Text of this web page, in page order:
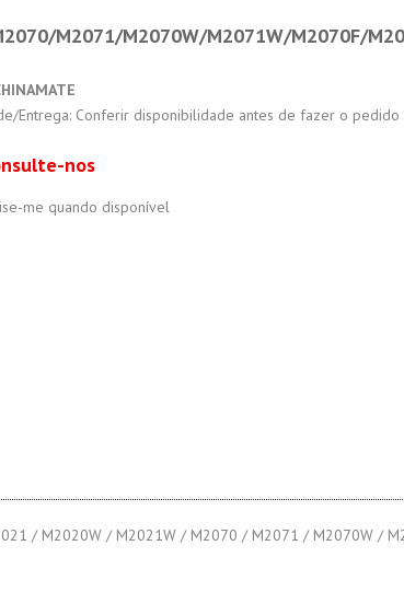
M2071/M2070W/M2071W/M2070F/
Entrega: Conferir disponibilidade antes de fazer o pedido
nos
me quando disponível
/ M2020W / M2021W / M2070 / M2071 / M2070W /